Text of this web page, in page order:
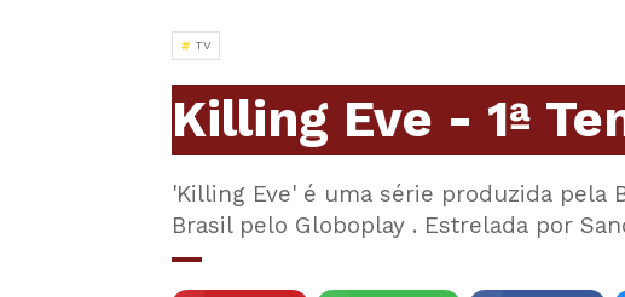
TV
Killing Eve - 1ª
'Killing Eve' é uma série produzida pela
Brasil pelo Globoplay . Estrelada por